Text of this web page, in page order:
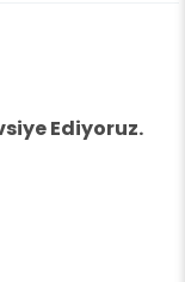
Ediyoruz.